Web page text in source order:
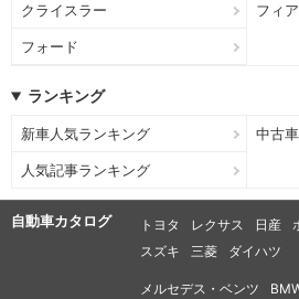
クライスラー フィ
フォード
ランキング
新車人気ランキング 中古
人気記事ランキング
自動車カタログ トヨタ レクサス 日産
スズキ
三菱 ダイハツ
メルセデス・ベンツ